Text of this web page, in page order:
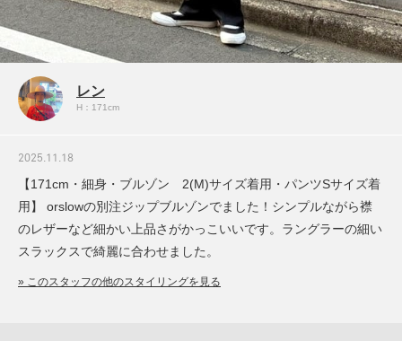
レン
H：171cm
2025.11.18
【171cm・細身・ブルゾン 2(M)サイズ着用・パンツSサイズ着
用】 orslowの別注ジップブルゾンでました！シンプルながら襟
のレザーなど細かい上品さがかっこいいです。ラングラーの細い
スラックスで綺麗に合わせました。
» このスタッフの他のスタイリングを見る